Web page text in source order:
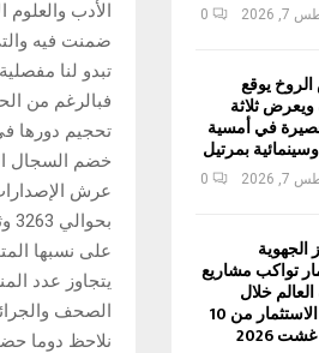
ضمنت فيه
تبدو لنا
فبالرغم من
تحجيم دورها
خضم السجال
على نسبها
نلاحظ دوما
2026
0
يوقع
ويعرض ثلاثة
في أمسية
بمرتيل
2026
0
الجهوية
تواكب مشاريع
خلال
أسبوع الاستثمار من 10